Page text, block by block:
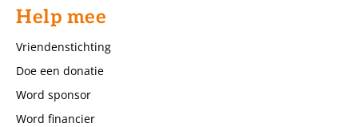
Help mee
Vriendenstichting
Doe een donatie
Word sponsor
Word financier